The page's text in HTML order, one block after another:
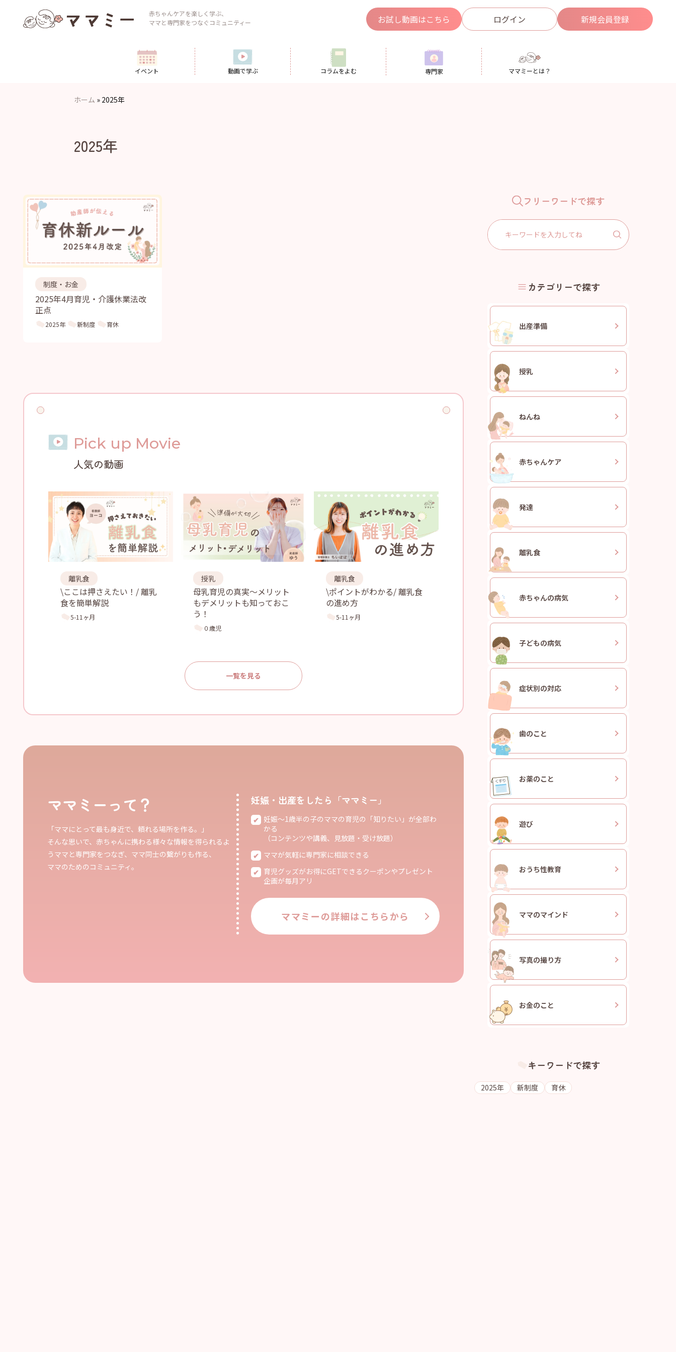
content
赤ちゃんケアを楽しく学ぶ、
ママと専門家をつなぐコミュニティー
お試し動画はこちら ログイン 新規会員登録
イベント 動画で学ぶ コラムをよむ 専門家 ママミーとは？
ホーム » 2025年
2025年
制度・お金
2025年4月育児・介護休業法改
正点
2025年 新制度 育休
Pick up Movie
人気の動画
離乳食
\ここは押さえたい！/ 離乳
食を簡単解説
5-11ヶ月
授乳
母乳育児の真実〜メリット
もデメリットも知っておこ
う！
０歳児
離乳食
\ポイントがわかる/ 離乳食
の進め方
5-11ヶ月
一覧を見る
ママミーって？
「ママにとって最も身近で、頼れる場所を作る。」
そんな思いで、赤ちゃんに携わる様々な情報を得られるよ
うママと専門家をつなぎ、ママ同士の繋がりも作る、
ママのためのコミュニティ。
妊娠・出産をしたら「ママミー」
妊娠〜1歳半の子のママの育児の「知りたい」が全部わ
かる
（コンテンツや講義、見放題・受け放題）
ママが気軽に専門家に相談できる
育児グッズがお得にGETできるクーポンやプレゼント
企画が毎月アリ
ママミーの詳細はこちらから
フリーワードで探す
Search
for:
カテゴリーで探す
出産準備
授乳
ねんね
赤ちゃんケア
発達
離乳食
赤ちゃんの病気
子どもの病気
症状別の対応
歯のこと
お薬のこと
遊び
おうち性教育
ママのマインド
写真の撮り方
お金のこと
キーワードで探す
2025年 新制度 育休